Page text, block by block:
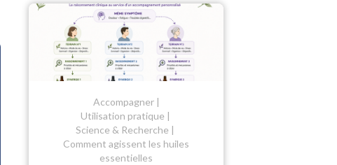
Accompagner
Utilisation pratique
Science & Recherche
Comment agissent les huiles
essentielles